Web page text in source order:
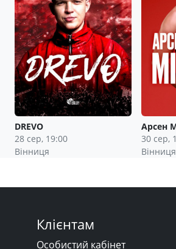
DREVO
28 сер, 19:00
Вінниця
Арсен
30 сер,
Вінниця
Клієнтам
Особистий кабінет